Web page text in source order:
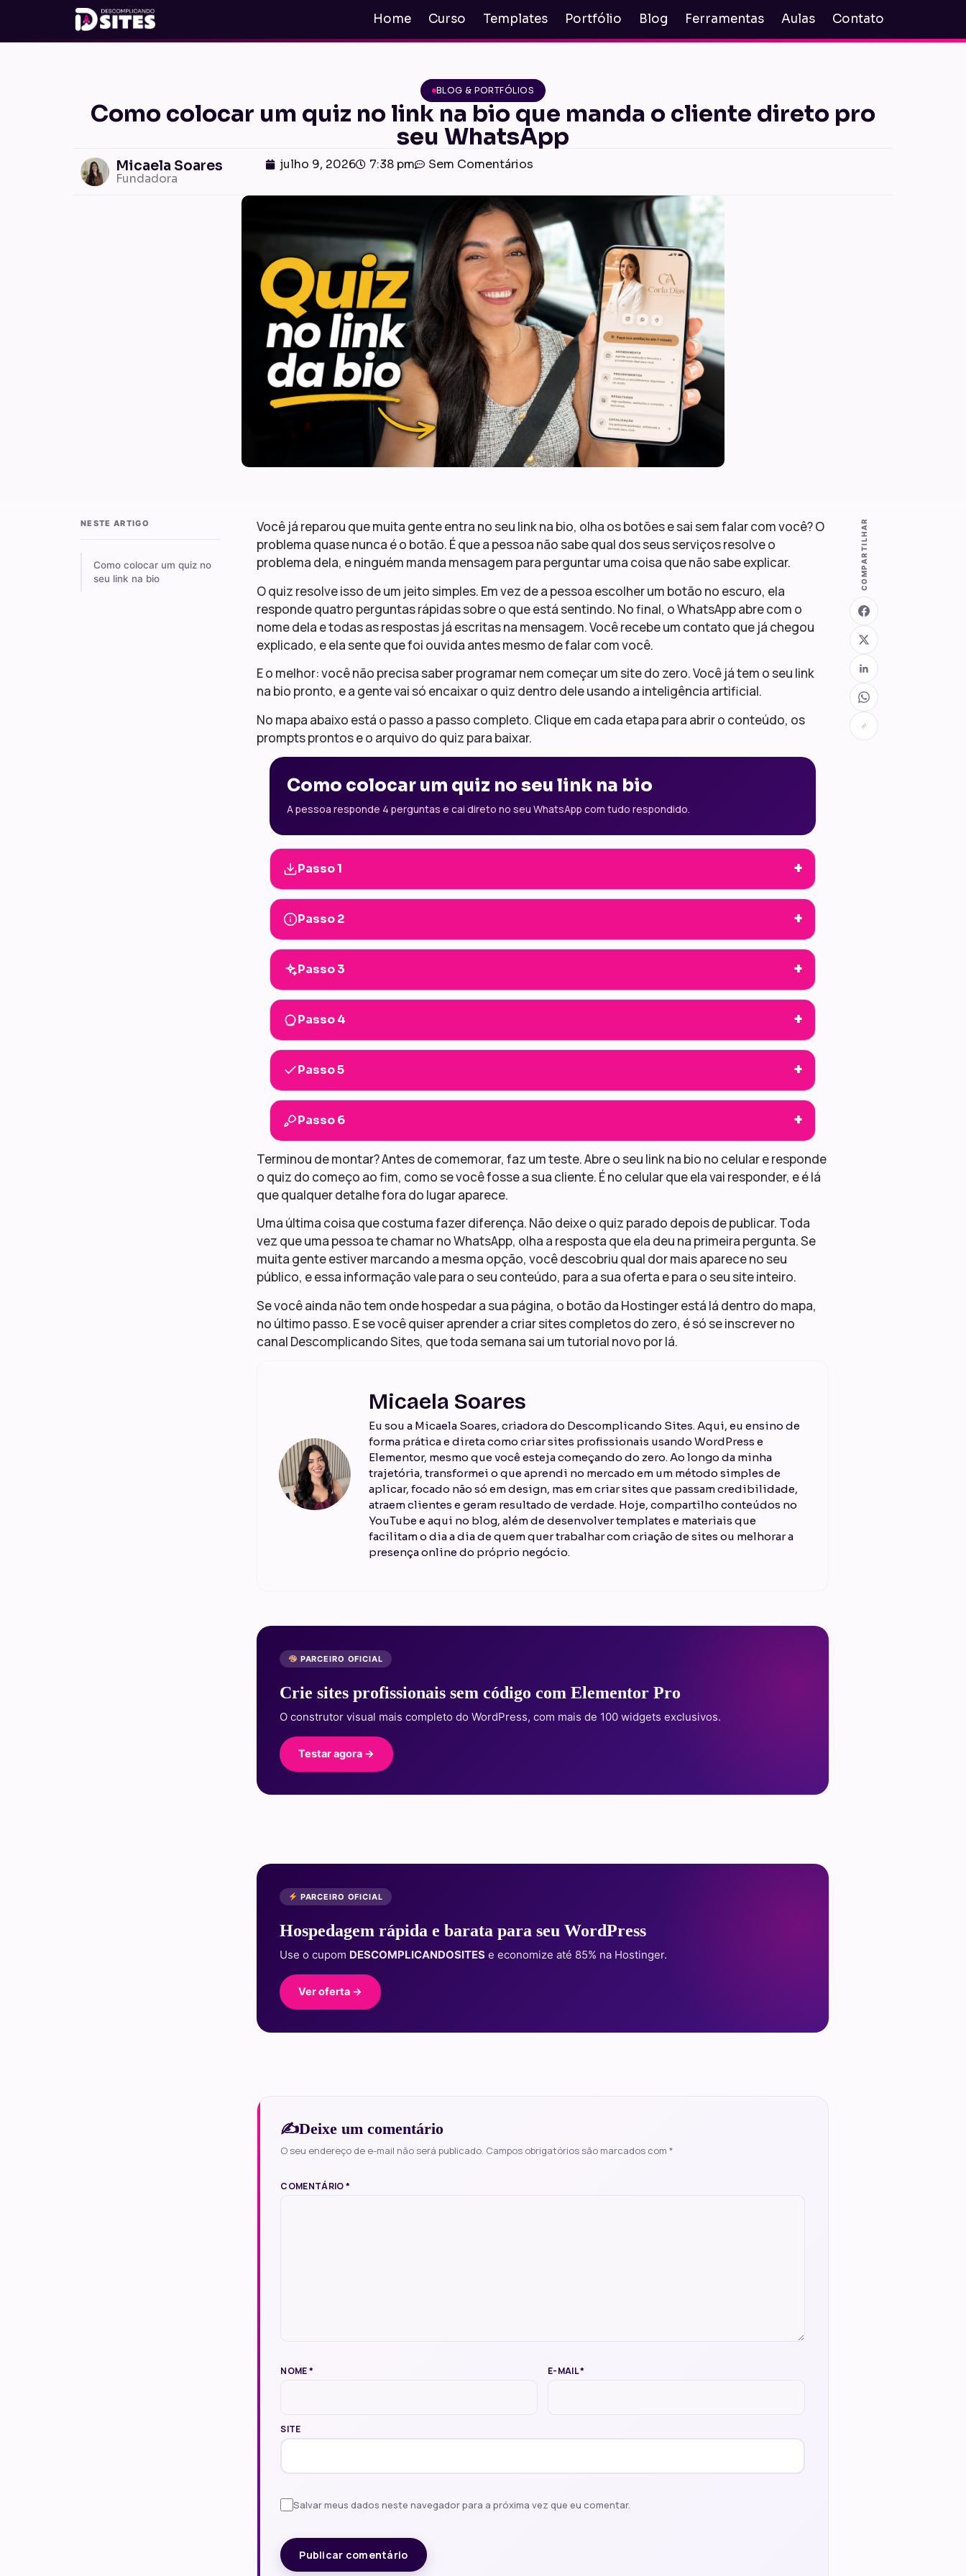
Home Curso Templates Portfólio Blog Ferramentas Aulas Contato
BLOG & PORTFÓLIOS
Como colocar um quiz no link na bio que manda o cliente direto pro
seu WhatsApp
Micaela Soares
Fundadora
julho 9, 2026 7:38 pm Sem Comentários
NESTE ARTIGO
Como colocar um quiz no
seu link na bio
Você já reparou que muita gente entra no seu link na bio, olha os botões e sai sem falar com você? O
problema quase nunca é o botão. É que a pessoa não sabe qual dos seus serviços resolve o
problema dela, e ninguém manda mensagem para perguntar uma coisa que não sabe explicar.
O quiz resolve isso de um jeito simples. Em vez de a pessoa escolher um botão no escuro, ela
responde quatro perguntas rápidas sobre o que está sentindo. No final, o WhatsApp abre com o
nome dela e todas as respostas já escritas na mensagem. Você recebe um contato que já chegou
explicado, e ela sente que foi ouvida antes mesmo de falar com você.
E o melhor: você não precisa saber programar nem começar um site do zero. Você já tem o seu link
na bio pronto, e a gente vai só encaixar o quiz dentro dele usando a inteligência artificial.
No mapa abaixo está o passo a passo completo. Clique em cada etapa para abrir o conteúdo, os
prompts prontos e o arquivo do quiz para baixar.
Como colocar um quiz no seu link na bio
A pessoa responde 4 perguntas e cai direto no seu WhatsApp com tudo respondido.
Passo 1 +
Passo 2 +
Passo 3 +
Passo 4 +
Passo 5 +
Passo 6 +
Terminou de montar? Antes de comemorar, faz um teste. Abre o seu link na bio no celular e responde
o quiz do começo ao fim, como se você fosse a sua cliente. É no celular que ela vai responder, e é lá
que qualquer detalhe fora do lugar aparece.
Uma última coisa que costuma fazer diferença. Não deixe o quiz parado depois de publicar. Toda
vez que uma pessoa te chamar no WhatsApp, olha a resposta que ela deu na primeira pergunta. Se
muita gente estiver marcando a mesma opção, você descobriu qual dor mais aparece no seu
público, e essa informação vale para o seu conteúdo, para a sua oferta e para o seu site inteiro.
Se você ainda não tem onde hospedar a sua página, o botão da Hostinger está lá dentro do mapa,
no último passo. E se você quiser aprender a criar sites completos do zero, é só se inscrever no
canal Descomplicando Sites, que toda semana sai um tutorial novo por lá.
Micaela Soares
Eu sou a Micaela Soares, criadora do Descomplicando Sites. Aqui, eu ensino de
forma prática e direta como criar sites profissionais usando WordPress e
Elementor, mesmo que você esteja começando do zero. Ao longo da minha
trajetória, transformei o que aprendi no mercado em um método simples de
aplicar, focado não só em design, mas em criar sites que passam credibilidade,
atraem clientes e geram resultado de verdade. Hoje, compartilho conteúdos no
YouTube e aqui no blog, além de desenvolver templates e materiais que
facilitam o dia a dia de quem quer trabalhar com criação de sites ou melhorar a
presença online do próprio negócio.
PARCEIRO OFICIAL
Crie sites profissionais sem código com Elementor Pro
O construtor visual mais completo do WordPress, com mais de 100 widgets exclusivos.
Testar agora →
PARCEIRO OFICIAL
Hospedagem rápida e barata para seu WordPress
Use o cupom DESCOMPLICANDOSITES e economize até 85% na Hostinger.
Ver oferta →
Deixe um comentário
O seu endereço de e-mail não será publicado. Campos obrigatórios são marcados com*
COMENTÁRIO*
NOME* E-MAIL*
SITE
Salvar meus dados neste navegador para a próxima vez que eu comentar.
COMPARTILHAR